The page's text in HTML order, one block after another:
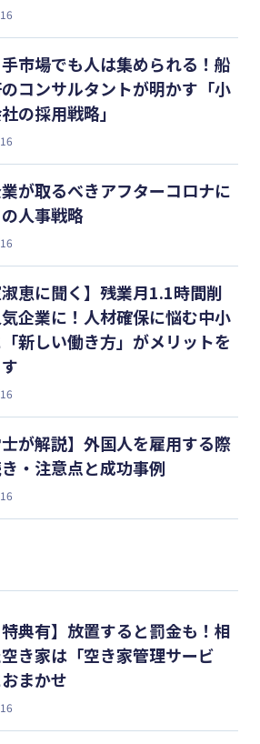
市場でも人は集められる！船
コンサルタントが明かす「小
の採用戦略」
が取るべきアフターコロナに
人事戦略
淑恵に聞く】残業月1.1時間削
企業に！人材確保に悩む中小
新しい働き方」がメリットを
士が解説】外国人を雇用する際
・注意点と成功事例
特典有】放置すると罰金も！相
き家は「空き家管理サービ
まかせ